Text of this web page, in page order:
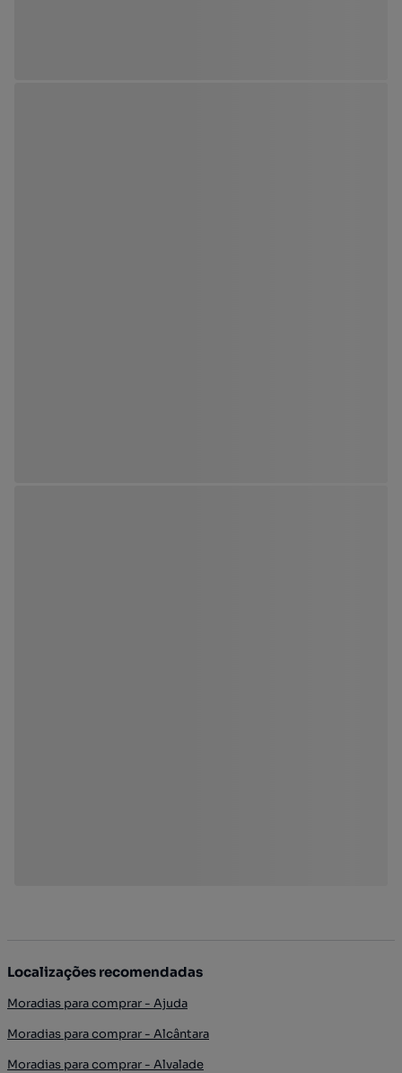
Localizações recomendadas
Moradias para comprar - Ajuda
Moradias para comprar - Alcântara
Moradias para comprar - Alvalade